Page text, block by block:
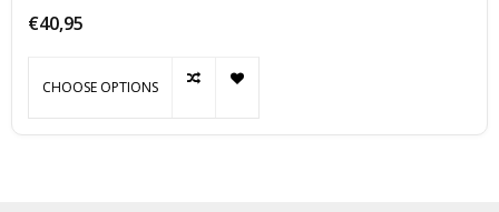
€40,95
CHOOSE OPTIONS